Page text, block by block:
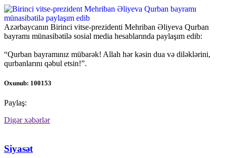
Azərbaycanın Birinci vitse-prezidenti Mehriban Əliyeva Qurban
bayramı münasibətilə sosial media hesablarında paylaşım edib:
“Qurban bayramınız mübarək! Allah hər kəsin dua və diləklərini,
qurbanlarını qəbul etsin!”.
Oxunub: 100153
Paylaş:
Digər xəbərlər
Siyasət